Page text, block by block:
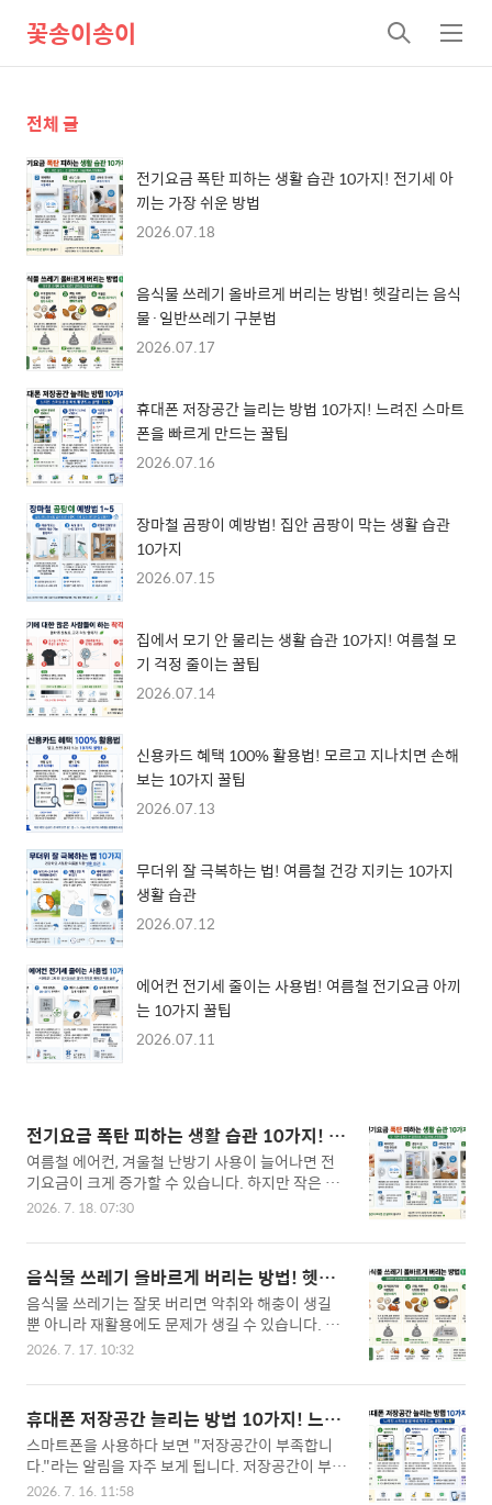
꽃송이송이
검
색
메
뉴
전체 글
전기요금 폭탄 피하는 생활 습관 10가지! 전기세 아
끼는 가장 쉬운 방법
2026.07.18
음식물 쓰레기 올바르게 버리는 방법! 헷갈리는 음식
물·일반쓰레기 구분법
2026.07.17
휴대폰 저장공간 늘리는 방법 10가지! 느려진 스마트
폰을 빠르게 만드는 꿀팁
2026.07.16
장마철 곰팡이 예방법! 집안 곰팡이 막는 생활 습관
10가지
2026.07.15
집에서 모기 안 물리는 생활 습관 10가지! 여름철 모
기 걱정 줄이는 꿀팁
2026.07.14
신용카드 혜택 100% 활용법! 모르고 지나치면 손해
보는 10가지 꿀팁
2026.07.13
무더위 잘 극복하는 법! 여름철 건강 지키는 10가지
생활 습관
2026.07.12
에어컨 전기세 줄이는 사용법! 여름철 전기요금 아끼
는 10가지 꿀팁
2026.07.11
전기요금 폭탄 피하는 생활 습관 10가지! 전
기세 아끼는 가장 쉬운 방법
여름철 에어컨, 겨울철 난방기 사용이 늘어나면 전
기요금이 크게 증가할 수 있습니다. 하지만 작은 생
활 습관만 바꿔도 전기 사용량을 줄이고 전기요금을
피하는 생활 습관 10가지를 소개합니다.---1. 사용
하지 않는 전자제품 플러그 뽑기TV, 전자레인지, 충
전기 등은 사용하지 않아도 대기전력을 소비합니다.
TIP멀티탭 스위치를 끄거나 플러그를 뽑아 대기전
력을 줄이세요.---2. 에어컨은 적정 온도로 사용하
기여름철에는 26~28℃ 정도를 유지하면 냉방 효율
사용하면 시원함을 더 오래 유지할 수 있습니다.---
3. 냉장고 문 자주 열지 않기냉장고 문을 자주 열면
내부 온도가 올라가 컴프레서가 더 오래 작동합니
다.필요한..
2026. 7. 18. 07:30
음식물 쓰레기 올바르게 버리는 방법! 헷갈
리는 음식물·일반쓰레기 구분법
음식물 쓰레기는 잘못 버리면 악취와 해충이 생길
뿐 아니라 재활용에도 문제가 생길 수 있습니다. 특
히 음식물 쓰레기로 착각하기 쉬운 품목이 많아 제
기를 올바르게 버리는 10가지 방법을 소개합니다.-
--1. 딱딱한 뼈는 일반쓰레기닭뼈, 소뼈, 돼지뼈처럼
단단한 뼈는 음식물 쓰레기가 아닙니다.가축 사료로
재활용하기 어려워 일반쓰레기로 배출해야 합니다.
---2. 조개껍데기와 게껍질은 일반쓰레기조개, 굴,
전복, 홍합 껍데기와 게·새우 껍질은 분해되지 않아
2026. 7. 17. 10:32
휴대폰 저장공간 늘리는 방법 10가지! 느려
진 스마트폰을 빠르게 만드는 꿀팁
스마트폰을 사용하다 보면 "저장공간이 부족합니
다."라는 알림을 자주 보게 됩니다. 저장공간이 부족
하면 사진을 찍지 못하거나 앱 설치가 어려워지고,
2026. 7. 16. 11:58